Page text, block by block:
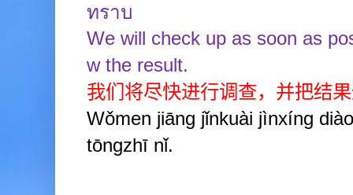
ทราบ
We will check up as soon as
w the result.
我们将尽快进行调查，并把结
Wǒmen jiāng jǐnkuài jìnxíng
tōngzhī nǐ.